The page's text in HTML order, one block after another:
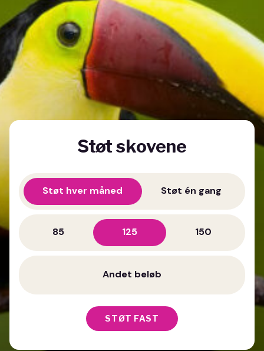
Støt skovene
Støt hver måned Støt én gang
85 125 150
STØT FAST